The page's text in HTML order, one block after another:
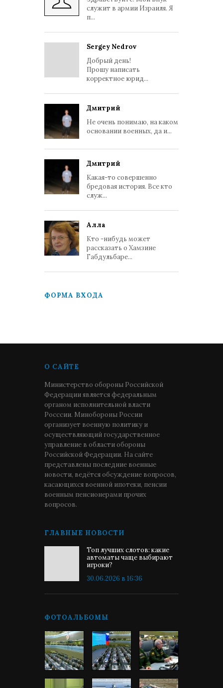
служит в армии Израиля. Я
п...
Sergey Nedrov
Добрый день!
Прошу написать
корректное юрид...
Дмитрий
Не очень понимаю, на каком
основании военных, да и...
Дмитрий
Какая-то совершенно
бредовая история. Все кто
служ...
Алла
Кто -нибудь может
рассказать о Хамзине
Габдульбаре...
ФОРМА ВХОДА
О САЙТЕ
Министерство обороны Российской
Федерации является федеральным
органом исполнительной власти
Росссии. Минобороны России
организует военную политику и
осуществляющий государственное
управление в области обороны
Российской Федерации. На сайте
представлены последние военные
новости, ведётся обсуждение вопросов,
касающихся военной ипотеки, пенсии
военным пенсионерами прочих
вопросов.
ГЛАВНЫЕ НОВОСТИ
Топ лучших слотов: какие
автоматы чаще выбирают
игроки?
30.06.2026 в 16:36
ФОТОАЛЬБОМЫ